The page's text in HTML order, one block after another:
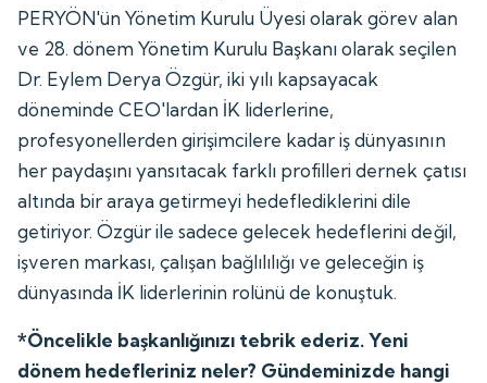
PERYÖN'ün Yönetim Kurulu Üyesi olarak görev alan
ve 28. dönem Yönetim Kurulu Başkanı olarak seçilen
Dr. Eylem Derya Özgür, iki yılı kapsayacak
döneminde CEO'lardan İK liderlerine,
profesyonellerden girişimcilere kadar iş dünyasının
her paydaşını yansıtacak farklı profilleri dernek çatısı
altında bir araya getirmeyi hedeflediklerini dile
getiriyor. Özgür ile sadece gelecek hedeflerini değil,
işveren markası, çalışan bağlılılığı ve geleceğin iş
dünyasında İK liderlerinin rolünü de konuştuk.
*Öncelikle başkanlığınızı tebrik ederiz. Yeni
dönem hedefleriniz neler? Gündeminizde hangi